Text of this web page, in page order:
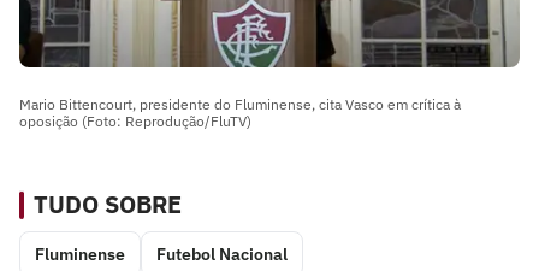
Mario Bittencourt, presidente do Fluminense, cita Vasco em crítica à
oposição (Foto: Reprodução/FluTV)
TUDO SOBRE
Fluminense Futebol Nacional